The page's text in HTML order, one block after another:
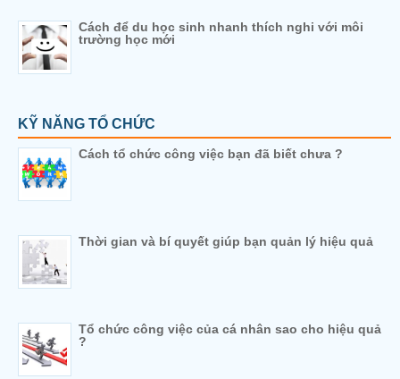
Cách để du học sinh nhanh thích nghi với môi
trường học mới
KỸ NĂNG TỔ CHỨC
Cách tổ chức công việc bạn đã biết chưa ?
Thời gian và bí quyết giúp bạn quản lý hiệu quả
Tổ chức công việc của cá nhân sao cho hiệu quả
?